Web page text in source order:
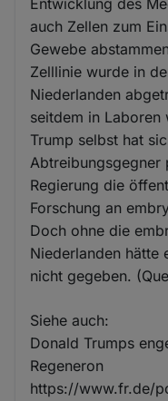
Entwicklung des
auch Zellen zum
Gewebe
Zelllinie wurde in
Niederlanden
seitdem in
Trump selbst hat
Abtreibungsgegner
Regierung die
Forschung an
Doch ohne die
Niederlanden hätte
nicht gegeben.
Siehe auch:
Donald Trumps
Regeneron
https://www.fr.de/